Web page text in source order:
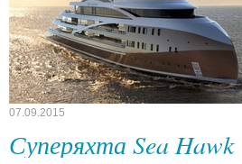
07.09.2015
Суперяхта Sea Hawk